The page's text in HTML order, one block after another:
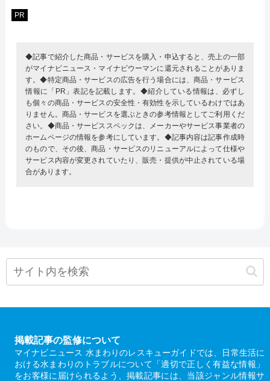
PR
◆記事で紹介した商品・サービスを購入・申込すると、売上の一部
がマイナビニュース・マイナビウーマンに還元されることがありま
す。◆特定商品・サービスの広告を行う場合には、商品・サービス
情報に「PR」表記を記載します。◆紹介している情報は、必ずし
も個々の商品・サービスの安全性・有効性を示しているわけではあ
りません。商品・サービスを選ぶときの参考情報としてご利用くだ
さい。◆商品・サービススペックは、メーカーやサービス事業者の
ホームページの情報を参考にしています。◆記事内容は記事作成時
のもので、その後、商品・サービスのリニューアルによって仕様や
サービス内容が変更されていたり、販売・提供が中止されている場
合があります。
掲載記事の監修について
マイナビニュース 水まわりのレスキューガイドでは、日常生活に
おける水まわりのトラブルについて「適切で正しく有益な情報」
をお客様に届けられるよう、掲載記事には、当該ジャンル情報サ